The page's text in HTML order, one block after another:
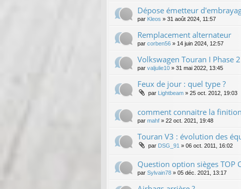
Dépose émetteur
par Kleos » 31 août 2024, 11:57
Remplacement alternateur
par corben56 » 14 juin 2024, 12:57
Volkswagen Touran I Phase
par valjulie10 » 31 mai 2022, 13:45
Feux de jour : quel type ?
par Lightbeam » 25 oct. 2012, 19:03
comment connaitre la
par mahf » 22 oct. 2021, 19:48
Touran V3 : évolution des
par DSG_91 » 06 oct. 2011, 16:02
Question option sièges TOP
par Sylvain78 » 05 déc. 2021, 13:17